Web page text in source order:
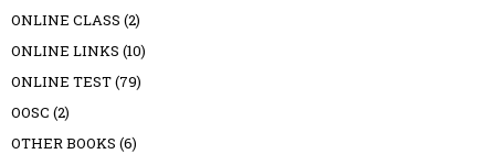
ONLINE CLASS (2)
ONLINE LINKS (10)
ONLINE TEST(79)
OOSC (2)
OTHER BOOKS (6)